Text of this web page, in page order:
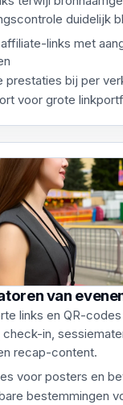
duidelijk
links met
prestaties bij per
voor grote
van
links en QR-
in,
recap-content.
voor posters en
bestemmingen